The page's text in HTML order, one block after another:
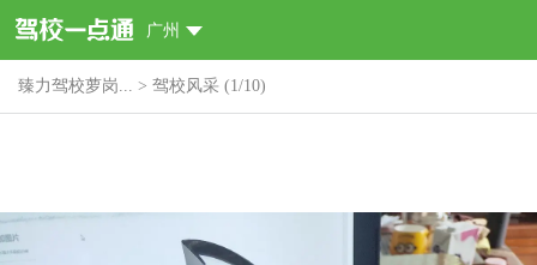
广州
臻力驾校萝岗... > 驾校风采 (1/10)